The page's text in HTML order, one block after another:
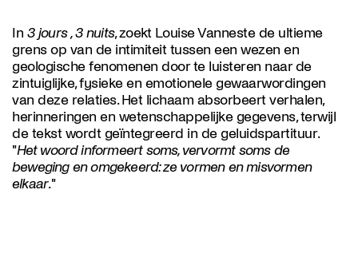
In 3 jours , 3 nuits, zoekt Louise Vanneste de ultieme
grens op van de intimiteit tussen een wezen en
geologische fenomenen door te luisteren naar de
zintuiglijke, fysieke en emotionele gewaarwordingen
van deze relaties. Het lichaam absorbeert verhalen,
herinneringen en wetenschappelijke gegevens, terwijl
de tekst wordt geïntegreerd in de geluidspartituur.
"Het woord informeert soms, vervormt soms de
beweging en omgekeerd: ze vormen en misvormen
elkaar."